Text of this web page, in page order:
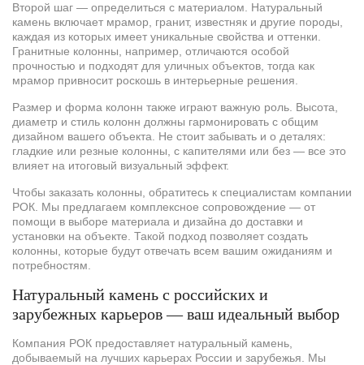
Второй шаг — определиться с материалом. Натуральный
камень включает мрамор, гранит, известняк и другие породы,
каждая из которых имеет уникальные свойства и оттенки.
Гранитные колонны, например, отличаются особой
прочностью и подходят для уличных объектов, тогда как
мрамор привносит роскошь в интерьерные решения.
Размер и форма колонн также играют важную роль. Высота,
диаметр и стиль колонн должны гармонировать с общим
дизайном вашего объекта. Не стоит забывать и о деталях:
гладкие или резные колонны, с капителями или без — все это
влияет на итоговый визуальный эффект.
Чтобы заказать колонны, обратитесь к специалистам компании
РОК. Мы предлагаем комплексное сопровождение — от
помощи в выборе материала и дизайна до доставки и
установки на объекте. Такой подход позволяет создать
колонны, которые будут отвечать всем вашим ожиданиям и
потребностям.
Натуральный камень с российских и
зарубежных карьеров — ваш идеальный выбор
Компания РОК предоставляет натуральный камень,
добываемый на лучших карьерах России и зарубежья. Мы